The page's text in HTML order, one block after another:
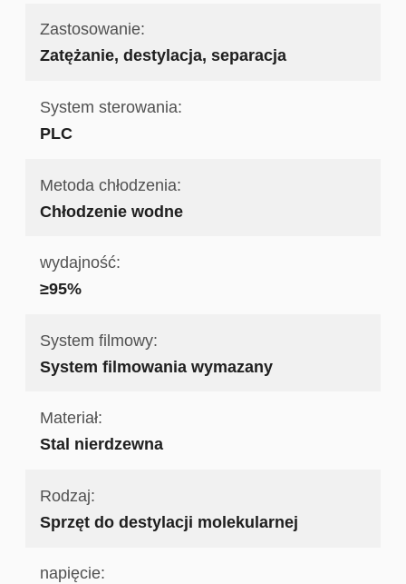
Zastosowanie:
Zatężanie, destylacja, separacja
System sterowania:
PLC
Metoda chłodzenia:
Chłodzenie wodne
wydajność:
≥95%
System filmowy:
System filmowania wymazany
Materiał:
Stal nierdzewna
Rodzaj:
Sprzęt do destylacji molekularnej
napięcie: